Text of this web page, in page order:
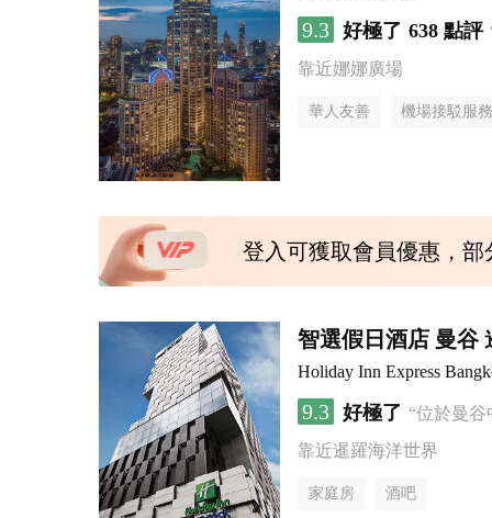
9.3 好極了 638 點評
靠近娜娜廣場
華人友善 機場接駁服務
登入可獲取會員優惠，
智選假日酒店 曼谷
Holiday Inn Express
9.3 好極了 “位於曼
靠近暹羅海洋世界
家庭房 酒吧